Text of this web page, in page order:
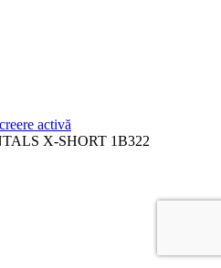
activă
X-SHORT 1B322